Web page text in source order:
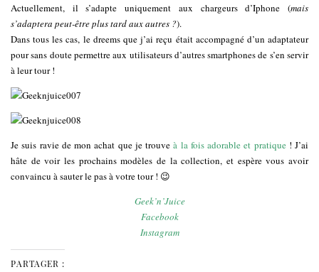
Actuellement, il s’adapte uniquement aux chargeurs d’Iphone (mais
s’adaptera peut-être plus tard aux autres ?).
Dans tous les cas, le dreems que j’ai reçu était accompagné d’un adaptateur
pour sans doute permettre aux utilisateurs d’autres smartphones de s’en servir
à leur tour !
Je suis ravie de mon achat que je trouveà la fois adorable et pratique! J’ai
hâte de voir les prochains modèles de la collection, et espère vous avoir
convaincu à sauter le pas à votre tour ! 😉
Geek’n’Juice
Facebook
Instagram
PARTAGER :